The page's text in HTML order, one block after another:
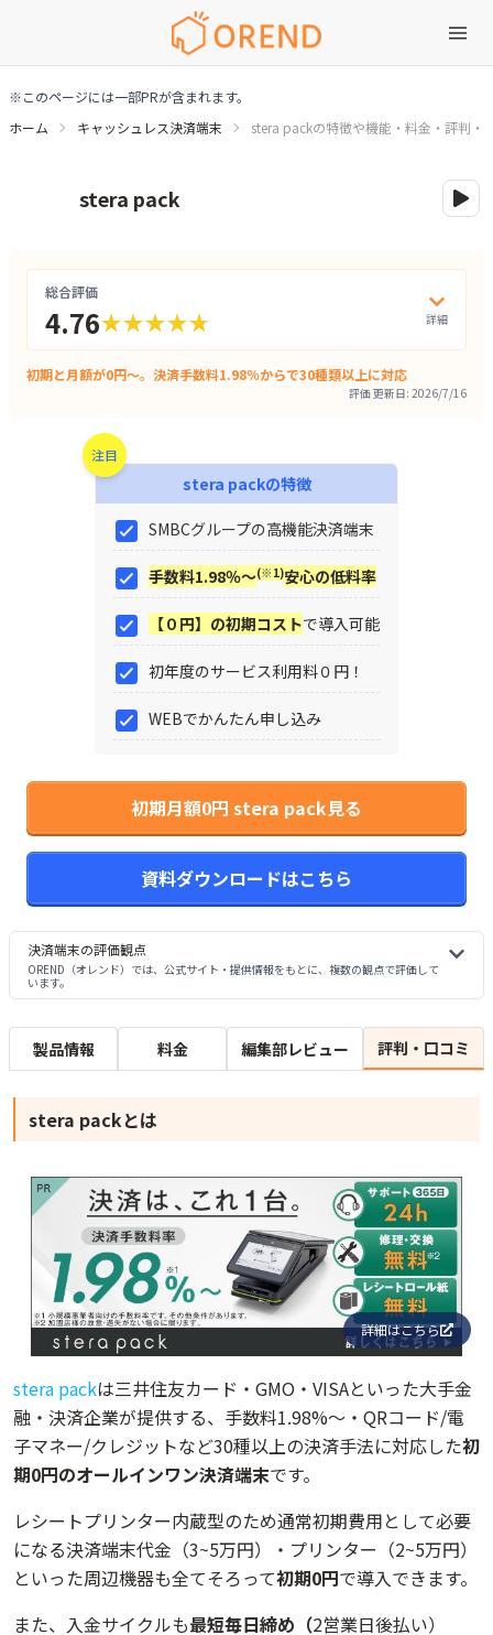
※このページには一部PRが含まれます。
ホーム
キャッシュレス決済端末 stera packの特徴や機能・料金・評判・
stera pack
総合評価
4.76★★★★★
★★★★★ 詳細
詳細
初期と月額が0円～。決済手数料1.98％からで30種類以上に対応
評価 更新日: 2026/7/16
注目
stera packの特徴
SMBCグループの高機能決済端末
手数料1.98％～(※1)安心の低料率
【０円】の初期コストで導入可能
初年度のサービス利用料０円！
WEBでかんたん申し込み
初期月額0円 stera pack見る
資料ダウンロードはこちら
決済端末の評価観点
OREND（オレンド）では、公式サイト・提供情報をもとに、複数の観点で評価して
います。
製品情報 料金 編集部レビュー 評判・口コミ
stera packとは
詳細はこちら
stera packは三井住友カード・GMO・VISAといった大手金
融・決済企業が提供する、手数料1.98%～・QRコード/電
子マネー/クレジットなど30種以上の決済手法に対応した初
期0円のオールインワン決済端末です。
レシートプリンター内蔵型のため通常初期費用として必要
になる決済端末代金（3~5万円）・プリンター（2~5万円）
といった周辺機器も全てそろって初期0円で導入できます。
また、 入金サイクルも最短毎日締め（2営業日後払い）